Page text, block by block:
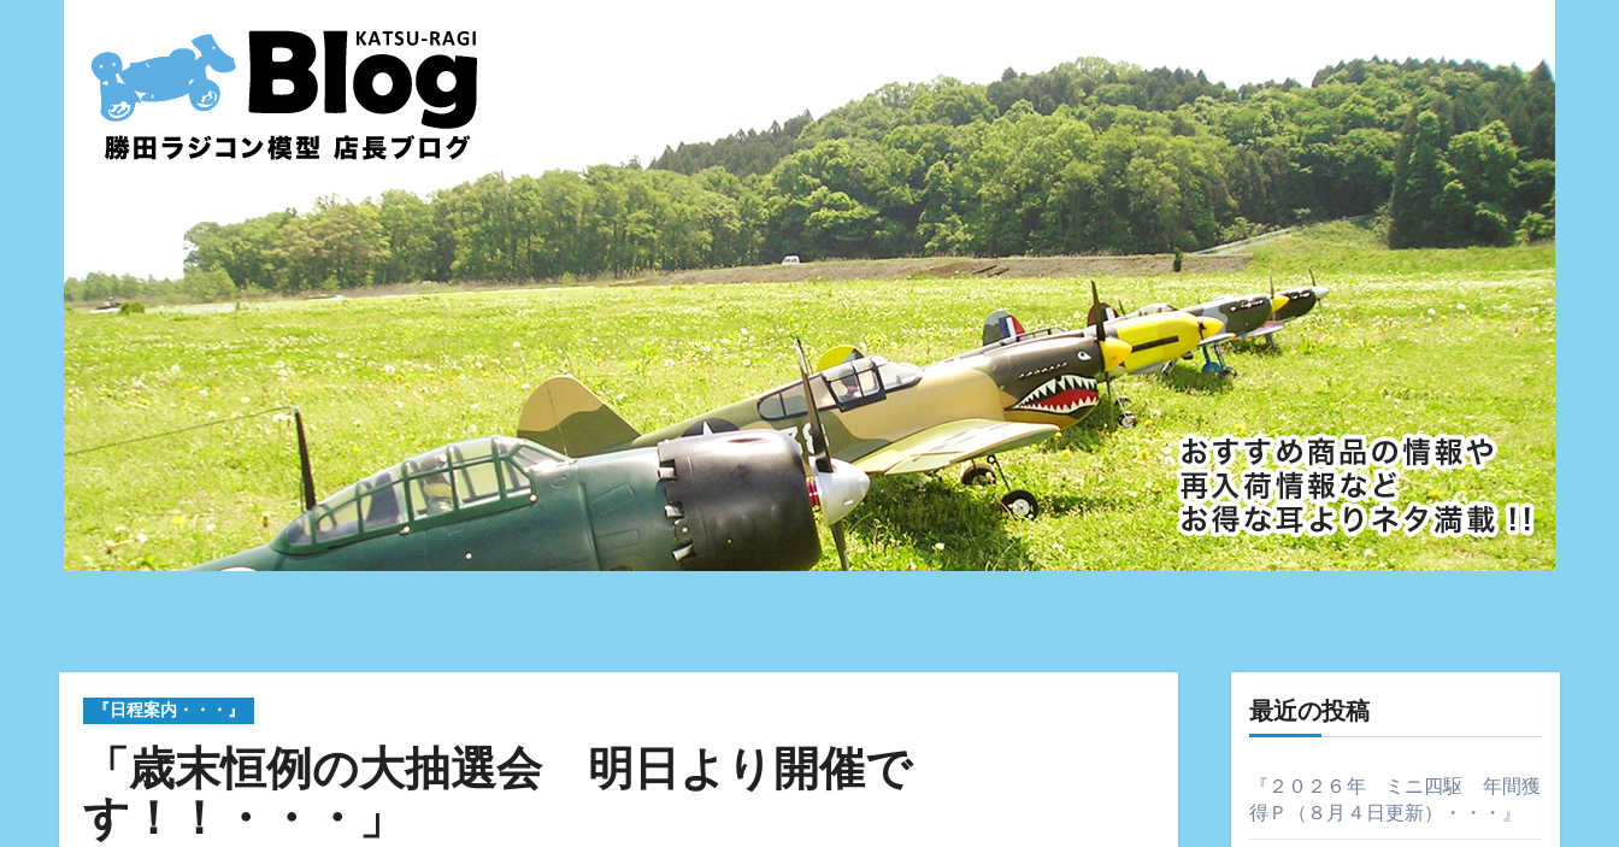
『日程案内・・・』
「歳末恒例の大抽選会 明日より開催で
す！！・・・」
最近の投稿
『２０２６年 ミニ四駆 年間獲
得Ｐ（８月４日更新）・・・』